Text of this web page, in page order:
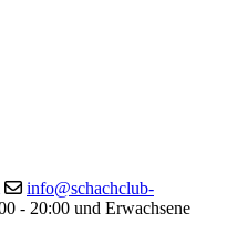
info@schachclub-
- 20:00 und Erwachsene